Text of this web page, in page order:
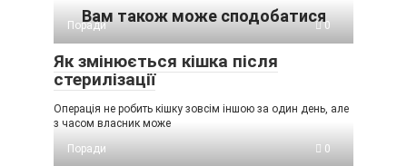
Вам також може сподобатися
Поради 0
Як змінюється кішка після
стерилізації
Операція не робить кішку зовсім іншою за один день, але
з часом власник може
Поради
0